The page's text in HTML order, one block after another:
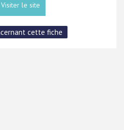
Visiter le site